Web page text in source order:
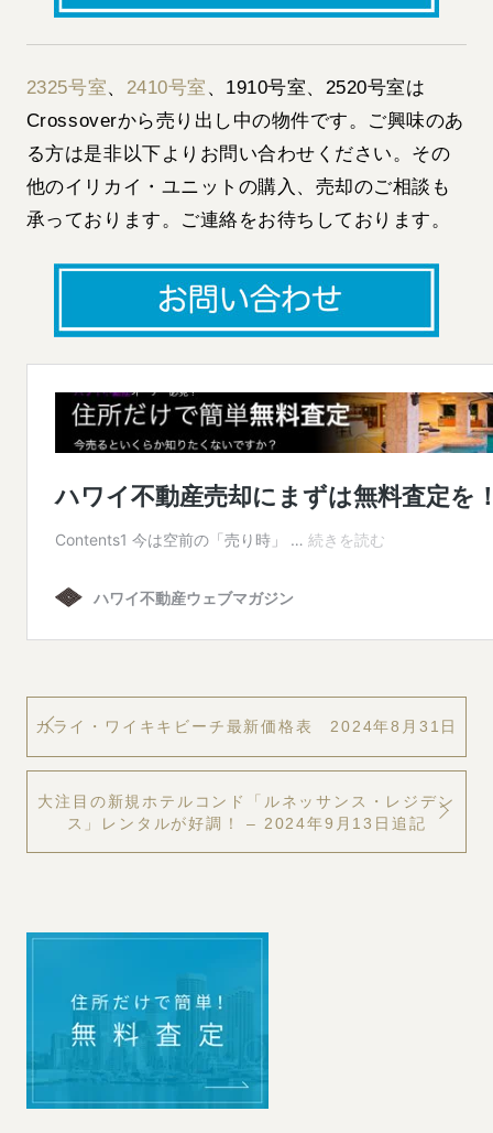
2325号室、 2410号室 、1910号室、2520号室は
Crossoverから売り出し中の物件です。ご興味のあ
る方は是非以下よりお問い合わせください。その
他のイリカイ・ユニットの購入、売却のご相談も
承っております。ご連絡をお待ちしております。
カライ・ワイキキビーチ最新価格表 2024年8月31日
大注目の新規ホテルコンド「ルネッサンス・レジデン
ス」レンタルが好調！ – 2024年9月13日追記